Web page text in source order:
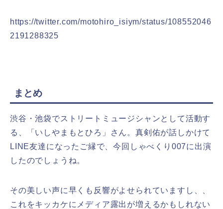
https://twitter.com/motohiro_isiym/status/108552046
2191288325
まとめ
渋谷・池袋でストリートミュージシャンとして活動す
る、「いしやまもとひろ」さん。真剣佑が話しかけて
LINE友達になったご縁で、今回しゃべくり007に出演
したのでしょうね。
その美しい声に早くも反響がよせられていますし、、
これをキッカケにメディア露出が増えるかもしれない